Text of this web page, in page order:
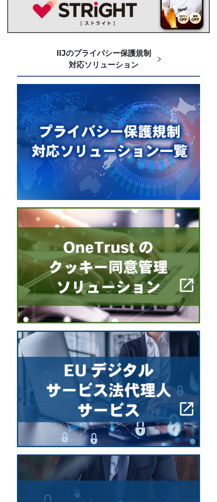
IIJのプライバシー保護規制
対応ソリューション